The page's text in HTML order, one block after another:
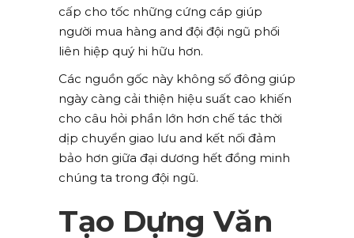
cấp cho tốc những cứng cáp giúp
người mua hàng and đội đội ngũ phối
liên hiệp quý hi hữu hơn.
Các nguồn gốc này không số đông giúp
ngày càng cải thiện hiệu suất cao khiến
cho câu hỏi phần lớn hơn chế tác thời
dịp chuyển giao lưu and kết nối đảm
bảo hơn giữa đại dương hết đồng minh
chúng ta trong đội ngũ.
Tạo Dựng Văn